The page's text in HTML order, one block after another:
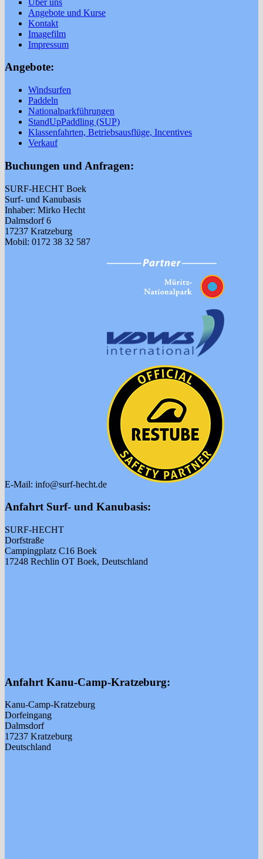
Angebote und Kurse
Kontakt
Imagefilm
Impressum
Angebote:
Windsurfen
Paddeln
Nationalparkführungen
StandUpPaddling (SUP)
Klassenfahrten, Betriebsausflüge, Incentives
Verkauf
Buchungen und Anfragen:
SURF-HECHT Boek
Surf- und Kanubasis
Inhaber: Mirko Hecht
Dalmsdorf 6
17237 Kratzeburg
Mobil: 0172 38 32 587
E-Mail: info@surf-hecht.de
Anfahrt Surf- und Kanubasis:
SURF-HECHT
Dorfstraße
Campingplatz C16 Boek
17248 Rechlin OT Boek, Deutschland
Anfahrt Kanu-Camp-Kratzeburg:
Kanu-Camp-Kratzeburg
Dorfeingang
Dalmsdorf
17237 Kratzeburg
Deutschland